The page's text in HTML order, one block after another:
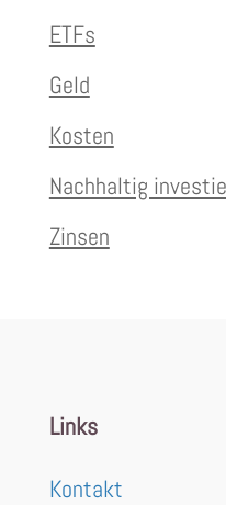
ETFs
Geld
Kosten
Nachhaltig
Zinsen
Links
Kontakt